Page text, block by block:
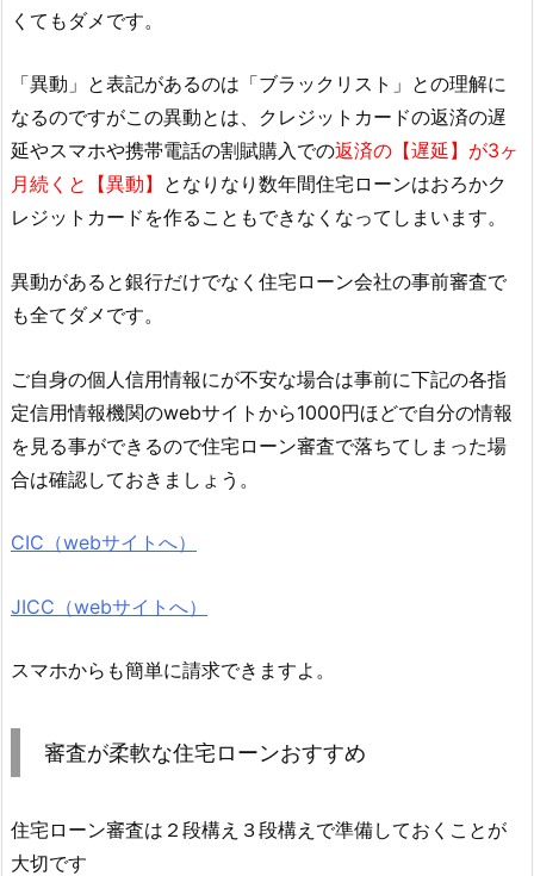
くてもダメです。
「異動」と表記があるのは「ブラックリスト」との理解に
なるのですがこの異動とは、クレジットカードの返済の遅
延やスマホや携帯電話の割賦購入での返済の【遅延】が3ヶ
月続くと【異動】 となりなり数年間住宅ローンはおろかク
レジットカードを作ることもできなくなってしまいます。
異動があると銀行だけでなく住宅ローン会社の事前審査で
も全てダメです。
ご自身の個人信用情報にが不安な場合は事前に下記の各指
定信用情報機関のwebサイトから1000円ほどで自分の情報
を見る事ができるので住宅ローン審査で落ちてしまった場
合は確認しておきましょう。
CIC（webサイトへ）
JICC（webサイトへ）
スマホからも簡単に請求できますよ。
審査が柔軟な住宅ローンおすすめ
住宅ローン審査は２段構え３段構えで準備しておくことが
大切です